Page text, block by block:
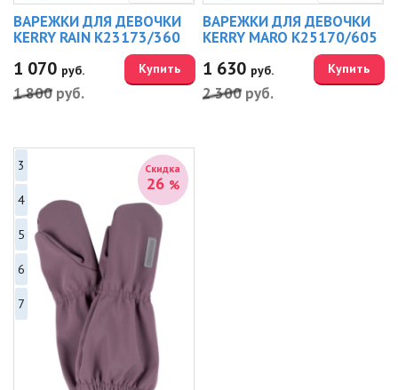
ВАРЕЖКИ ДЛЯ ДЕВОЧКИ
KERRY RAIN K23173/360
1 070 руб.
1 800 руб.
Купить
ВАРЕЖКИ ДЛЯ ДЕВОЧКИ
KERRY MARO K25170/605
1 630 руб.
2 300 руб.
Купить
Скидка
26 %
3
4
5
6
7